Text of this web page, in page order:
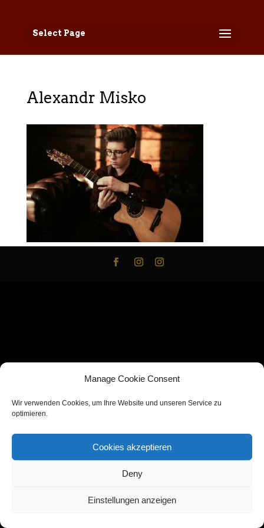
Manage Cookie Consent
Wir verwenden Cookies, um Ihre Website und unseren Service zu
optimieren.
Cookies akzeptieren
Deny
Einstellungen anzeigen
Select Page
Alexandr Misko